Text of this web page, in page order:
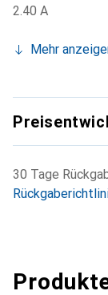
2.40 A
Mehr
30 Tage